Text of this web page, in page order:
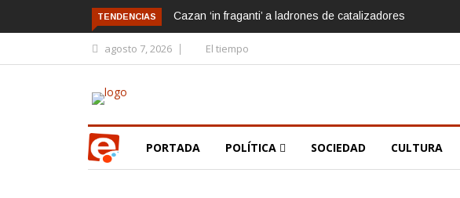
TENDENCIAS Cazan ‘in fraganti’ a ladrones de catalizadores
agosto 7, 2026 El tiempo
PORTADA POLÍTICA SOCIEDAD CULTURA